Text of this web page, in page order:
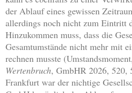
der Ablauf eines gewissen
allerdings noch nicht zum Eintritt
Hinzukommen muss, dass die
Gesamtumstände nicht mehr mit
rechnen musste
Wertenbruch, GmbHR 2026, 520,
Frankfurt war der nichtige